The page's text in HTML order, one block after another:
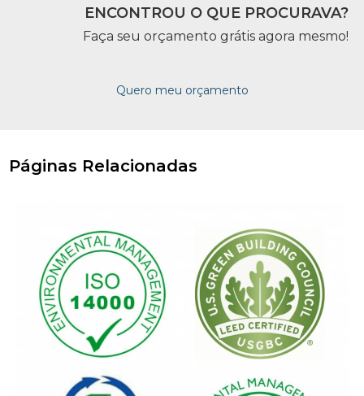
ENCONTROU O QUE PROCURAVA?
Faça seu orçamento grátis agora mesmo!
Quero meu orçamento
Páginas Relacionadas